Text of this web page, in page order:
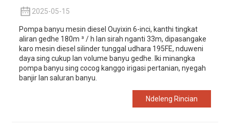
2025-05-15
Pompa banyu mesin diesel Ouyixin 6-inci, kanthi tingkat
aliran gedhe 180m ³ / h lan sirah nganti 33m, dipasangake
karo mesin diesel silinder tunggal udhara 195FE, nduweni
daya sing cukup lan volume banyu gedhe. Iki minangka
pompa banyu sing cocog kanggo irigasi pertanian, nyegah
banjir lan saluran banyu.
Ndeleng Rincian